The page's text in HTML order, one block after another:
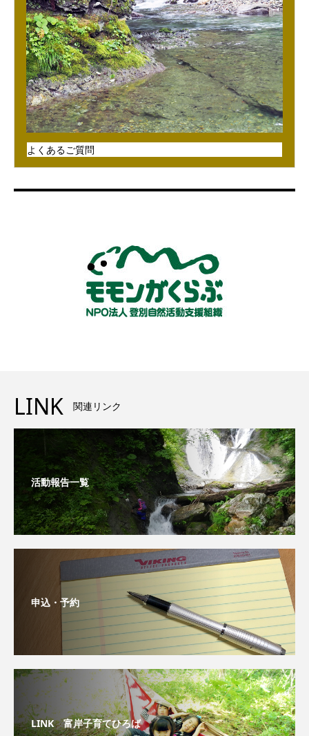
よくあるご質問
LINK 関連リンク
活動報告一覧
申込・予約
LINK 富岸子育てひろば